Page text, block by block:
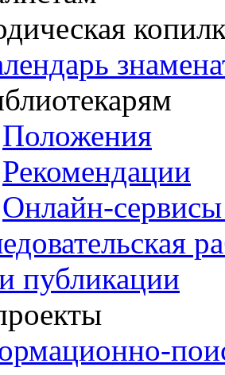
Положения
Рекомендации
Онлайн-сервисы
публикации